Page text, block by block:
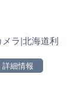
ラ|北海道利
詳細情報